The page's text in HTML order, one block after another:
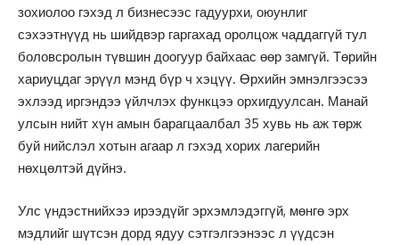
зохиолоо гэхэд л бизнесээс гадуурхи, оюунлиг
сэхээтнүүд нь шийдвэр гаргахад оролцож чаддаггүй тул
боловсролын түвшин доогуур байхаас өөр замгүй. Төрийн
хариуцдаг эрүүл мэнд бүр ч хэцүү. Өрхийн эмнэлгээсээ
эхлээд иргэндээ үйлчлэх функцээ орхигдуулсан. Манай
улсын нийт хүн амын барагцаалбал 35 хувь нь аж төрж
буй нийслэл хотын агаар л гэхэд хорих лагерийн
нөхцөлтэй дүйнэ.
Улс үндэстнийхээ ирээдүйг эрхэмлэдэггүй, мөнгө эрх
мэдлийг шүтсэн дорд ядуу сэтгэлгээнээс л үүдсэн